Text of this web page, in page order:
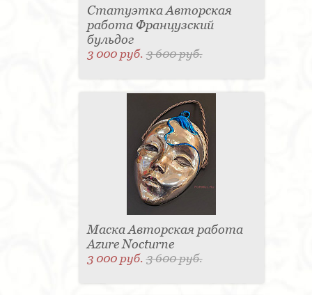
Статуэтка Авторская
работа Французский
бульдог
3 000 руб.3 600 руб.
Маска Авторская работа
Azure Nocturne
3 000 руб.3 600 руб.